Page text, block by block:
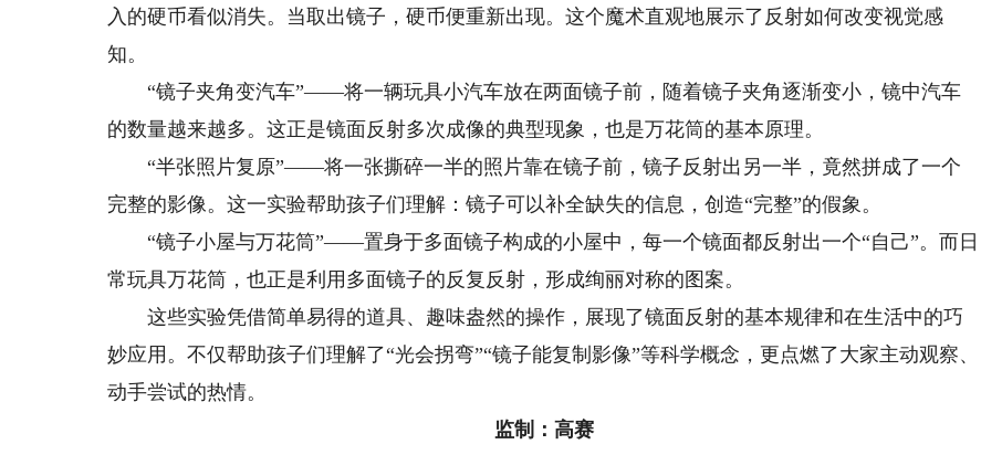
入的硬币看似消失。当取出镜子，硬币便重新出现。这个魔术直观地展示了反射如何改变视觉感
知。
“镜子夹角变汽车”——将一辆玩具小汽车放在两面镜子前，随着镜子夹角逐渐变小，镜中汽车
的数量越来越多。这正是镜面反射多次成像的典型现象，也是万花筒的基本原理。
“半张照片复原”——将一张撕碎一半的照片靠在镜子前，镜子反射出另一半，竟然拼成了一个
完整的影像。这一实验帮助孩子们理解：镜子可以补全缺失的信息，创造“完整”的假象。
“镜子小屋与万花筒”——置身于多面镜子构成的小屋中，每一个镜面都反射出一个“自己”。而日
常玩具万花筒，也正是利用多面镜子的反复反射，形成绚丽对称的图案。
这些实验凭借简单易得的道具、趣味盎然的操作，展现了镜面反射的基本规律和在生活中的巧
妙应用。不仅帮助孩子们理解了“光会拐弯”“镜子能复制影像”等科学概念，更点燃了大家主动观察、
动手尝试的热情。
监制：高赛